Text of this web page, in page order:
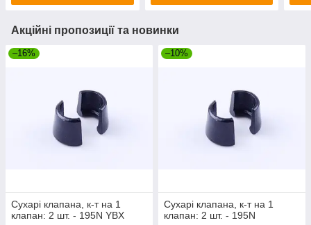
Акційні пропозиції та новинки
–16%
Сухарі клапана, к-т на 1
клапан: 2 шт. - 195N YBX
–10%
Сухарі клапана, к-т на 1
клапан: 2 шт. - 195N